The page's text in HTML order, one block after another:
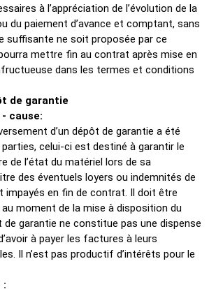
à l’appréciation de l’évolution de la
du paiement d’avance et comptant, sans
suffisante ne soit proposée par ce
mettre fin au contrat après mise en
dans les termes et conditions
de garantie
cause:
d’un dépôt de garantie a été
celui-ci est destiné à garantir le
de l’état du matériel lors de sa
des éventuels loyers ou indemnités de
impayés en fin de contrat. Il doit être
moment de la mise à disposition du
de garantie ne constitue pas une dispense
à payer les factures à leurs
Il n’est pas productif d’intérêts pour le
: